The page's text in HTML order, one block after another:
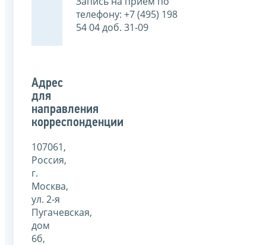
телефону: +7 (495) 198
54 04 доб. 31-09
Адрес
для
направления
корреспонденции
107061,
Россия,
г.
Москва,
ул. 2-я
Пугачевская,
дом
6б,